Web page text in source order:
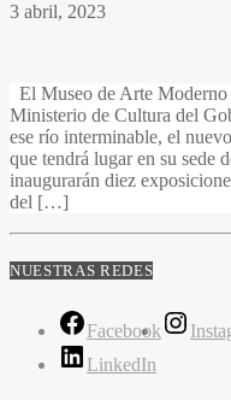
3 abril, 2023
El Museo de Arte Moderno
Ministerio de Cultura del
ese río interminable, el
que tendrá lugar en su sede
inaugurarán diez
del […]
NUESTRAS REDES
Facebook
LinkedIn